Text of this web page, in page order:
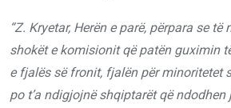
“Z. Kryetar, Herën e parë, përpara se
shokët e komisionit që patën guximin
e fjalës së fronit, fjalën për minoritetet
po t’a ndigjojnë shqiptarët që ndodhen